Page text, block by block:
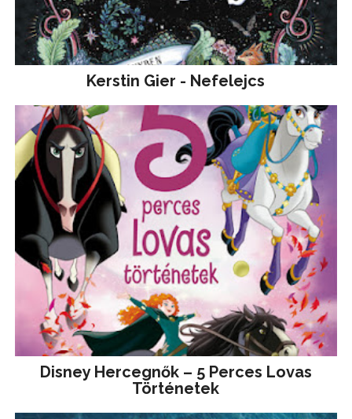
Kerstin Gier - Nefelejcs
Disney ​Hercegnők – 5 Perces Lovas
Történetek